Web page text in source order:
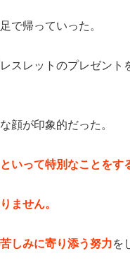
で帰っていった。
スレットのプレゼント
顔が印象的だった。
いって特別なことをす
ません。
しみに寄り添う努力を